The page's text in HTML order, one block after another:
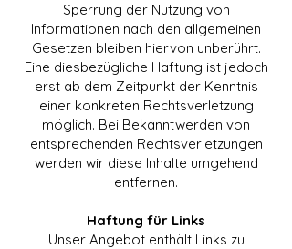
Sperrung der Nutzung von
Informationen nach den allgemeinen
Gesetzen bleiben hiervon unberührt.
Eine diesbezügliche Haftung ist jedoch
erst ab dem Zeitpunkt der Kenntnis
einer konkreten Rechtsverletzung
möglich. Bei Bekanntwerden von
entsprechenden Rechtsverletzungen
werden wir diese Inhalte umgehend
entfernen.
Haftung für Links
Unser Angebot enthält Links zu